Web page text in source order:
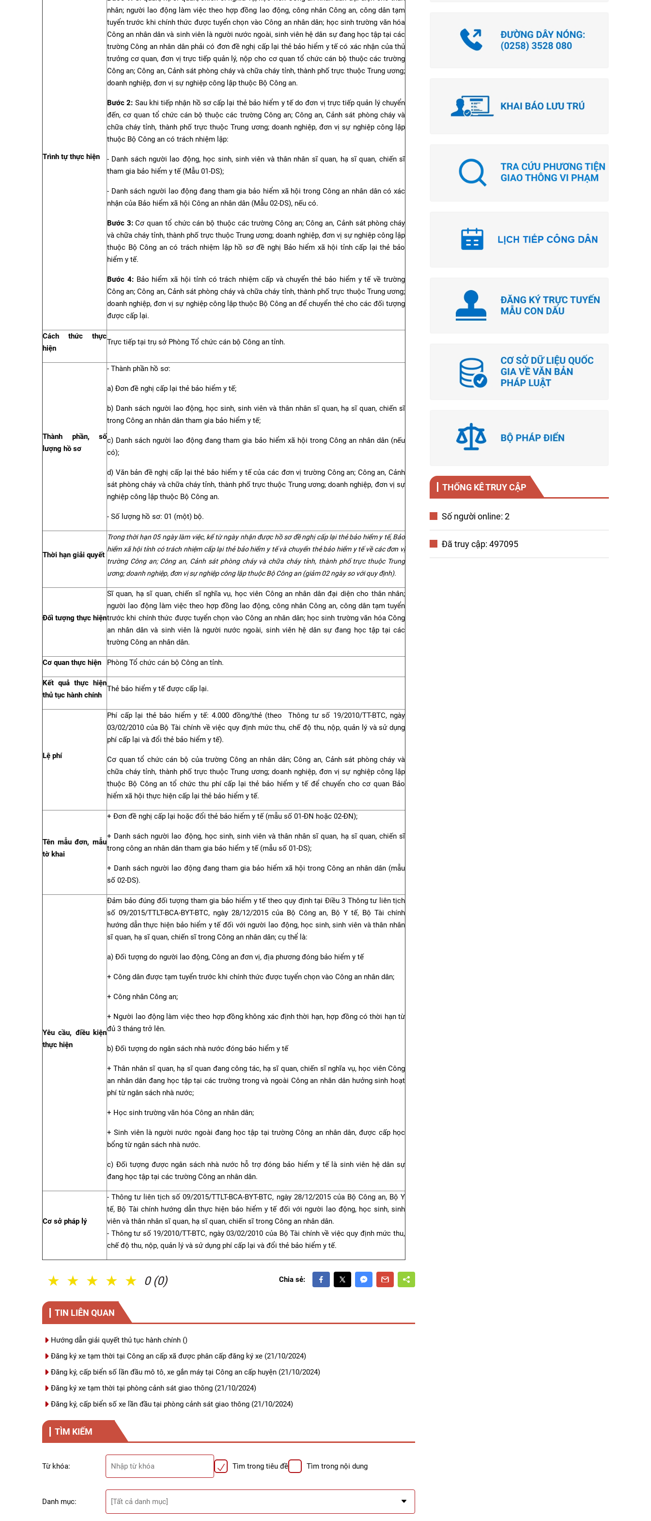
Trình tự thực hiện
nhân; người lao động làm việc theo hợp đồng lao động, công nhân Công an, công dân tạm
tuyển trước khi chính thức được tuyển chọn vào Công an nhân dân; học sinh trường văn hóa
Công an nhân dân và sinh viên là người nước ngoài, sinh viên hệ dân sự đang học tập tại các
trường Công an nhân dân phải có đơn đề nghị cấp lại thẻ bảo hiểm y tế có xác nhận của thủ
trưởng cơ quan, đơn vị trực tiếp quản lý, nộp cho cơ quan tổ chức cán bộ thuộc các trường
Công an; Công an, Cảnh sát phòng cháy và chữa cháy tỉnh, thành phố trực thuộc Trung ương;
doanh nghiệp, đơn vị sự nghiệp công lập thuộc Bộ Công an.
Bước 2: Sau khi tiếp nhận hồ sơ cấp lại thẻ bảo hiểm y tế do đơn vị trực tiếp quản lý chuyển
đến, cơ quan tổ chức cán bộ thuộc các trường Công an; Công an, Cảnh sát phòng cháy và
chữa cháy tỉnh, thành phố trực thuộc Trung ương; doanh nghiệp, đơn vị sự nghiệp công lập
thuộc Bộ Công an có trách nhiệm lập:
- Danh sách người lao động, học sinh, sinh viên và thân nhân sĩ quan, hạ sĩ quan, chiến sĩ
tham gia bảo hiểm y tế (Mẫu 01-DS);
- Danh sách người lao động đang tham gia bảo hiểm xã hội trong Công an nhân dân có xác
nhận của Bảo hiểm xã hội Công an nhân dân (Mẫu 02-DS), nếu có.
Bước 3:Cơ quan tổ chức cán bộ thuộc các trường Công an; Công an, Cảnh sát phòng cháy
và chữa cháy tỉnh, thành phố trực thuộc Trung ương; doanh nghiệp, đơn vị sự nghiệp công lập
thuộc Bộ Công an có trách nhiệm lập hồ sơ đề nghị Bảo hiểm xã hội tỉnh cấp lại thẻ bảo
hiểm y tế.
Bước 4:Bảo hiểm xã hội tỉnh có trách nhiệm cấp và chuyển thẻ bảo hiểm y tế về trường
Công an; Công an, Cảnh sát phòng cháy và chữa cháy tỉnh, thành phố trực thuộc Trung ương;
doanh nghiệp, đơn vị sự nghiệp công lập thuộc Bộ Công an để chuyển thẻ cho các đối tượng
được cấp lại.
Cách thức thực
hiện
Trực tiếp tại trụ sở Phòng Tổ chức cán bộ Công an tỉnh.
Thành phần, số
lượng hồ sơ
- Thành phần hồ sơ:
a) Đơn đề nghị cấp lại thẻ bảo hiểm y tế;
b) Danh sách người lao động, học sinh, sinh viên và thân nhân sĩ quan, hạ sĩ quan, chiến sĩ
trong Công an nhân dân tham gia bảo hiểm y tế;
c) Danh sách người lao động đang tham gia bảo hiểm xã hội trong Công an nhân dân (nếu
có);
d) Văn bản đề nghị cấp lại thẻ bảo hiểm y tế của các đơn vị trường Công an; Công an, Cảnh
sát phòng cháy và chữa cháy tỉnh, thành phố trực thuộc Trung ương; doanh nghiệp, đơn vị sự
nghiệp công lập thuộc Bộ Công an.
- Số lượng hồ sơ: 01 (một) bộ.
Thời hạn giải quyết
Trong thời hạn 05 ngày làm việc, kể từ ngày nhận được hồ sơ đề nghị cấp lại thẻ bảo hiểm y tế, Bảo
hiểm xã hội tỉnh có trách nhiệm cấp lại thẻ bảo hiểm y tế và chuyển thẻ bảo hiểm y tế về các đơn vị
trường Công an; Công an, Cảnh sát phòng cháy và chữa cháy tỉnh, thành phố trực thuộc Trung
ương; doanh nghiệp, đơn vị sự nghiệp công lập thuộc Bộ Công an (giảm 02 ngày so với quy định).
Đối tượng thực hiện
Sĩ quan, hạ sĩ quan, chiến sĩ nghĩa vụ, học viên Công an nhân dân đại diện cho thân nhân;
người lao động làm việc theo hợp đồng lao động, công nhân Công an, công dân tạm tuyển
trước khi chính thức được tuyển chọn vào Công an nhân dân; học sinh trường văn hóa Công
an nhân dân và sinh viên là người nước ngoài, sinh viên hệ dân sự đang học tập tại các
trường Công an nhân dân.
Cơ quan thực hiện Phòng Tổ chức cán bộ Công an tỉnh.
Kết quả thực hiện
thủ tục hành chính
Thẻ bảo hiểm y tế được cấp lại.
Lệ phí
Phí cấp lại thẻ bảo hiểm y tế: 4.000 đồng/thẻ (theo Thông tư số 19/2010/TT-BTC, ngày
03/02/2010 của Bộ Tài chính về việc quy định mức thu, chế độ thu, nộp, quản lý và sử dụng
phí cấp lại và đổi thẻ bảo hiểm y tế).
Cơ quan tổ chức cán bộ của trường Công an nhân dân; Công an, Cảnh sát phòng cháy và
chữa cháy tỉnh, thành phố trực thuộc Trung ương; doanh nghiệp, đơn vị sự nghiệp công lập
thuộc Bộ Công an tổ chức thu phí cấp lại thẻ bảo hiểm y tế để chuyển cho cơ quan Bảo
hiểm xã hội thực hiện cấp lại thẻ bảo hiểm y tế.
Tên mẫu đơn, mẫu
tờ khai
+ Đơn đề nghị cấp lại hoặc đổi thẻ bảo hiểm y tế (mẫu số 01-ĐN hoặc 02-ĐN);
+ Danh sách người lao động, học sinh, sinh viên và thân nhân sĩ quan, hạ sĩ quan, chiến sĩ
trong công an nhân dân tham gia bảo hiểm y tế (mẫu số 01-DS);
+ Danh sách người lao động đang tham gia bảo hiểm xã hội trong Công an nhân dân (mẫu
số 02-DS).
Yêu cầu, điều kiện
thực hiện
Đảm bảo đúng đối tượng tham gia bảo hiểm y tế theo quy định tại Điều 3 Thông tư liên tịch
số 09/2015/TTLT-BCA-BYT-BTC, ngày 28/12/2015 của Bộ Công an, Bộ Y tế, Bộ Tài chính
hướng dẫn thực hiện bảo hiểm y tế đối với người lao động, học sinh, sinh viên và thân nhân
sĩ quan, hạ sĩ quan, chiến sĩ trong Công an nhân dân; cụ thể là:
a) Đối tượng do người lao động, Công an đơn vị, địa phương đóng bảo hiểm y tế
+ Công dân được tạm tuyển trước khi chính thức được tuyển chọn vào Công an nhân dân;
+ Công nhân Công an;
+ Người lao động làm việc theo hợp đồng không xác định thời hạn, hợp đồng có thời hạn từ
đủ 3 tháng trở lên.
b) Đối tượng do ngân sách nhà nước đóng bảo hiểm y tế
+ Thân nhân sĩ quan, hạ sĩ quan đang công tác, hạ sĩ quan, chiến sĩ nghĩa vụ, học viên Công
an nhân dân đang học tập tại các trường trong và ngoài Công an nhân dân hưởng sinh hoạt
phí từ ngân sách nhà nước;
+ Học sinh trường văn hóa Công an nhân dân;
+ Sinh viên là người nước ngoài đang học tập tại trường Công an nhân dân, được cấp học
bổng từ ngân sách nhà nước.
c) Đối tượng được ngân sách nhà nước hỗ trợ đóng bảo hiểm y tế là sinh viên hệ dân sự
đang học tập tại các trường Công an nhân dân.
Cơ sở pháp lý
- Thông tư liên tịch số 09/2015/TTLT-BCA-BYT-BTC, ngày 28/12/2015 của Bộ Công an, Bộ Y
tế, Bộ Tài chính hướng dẫn thực hiện bảo hiểm y tế đối với người lao động, học sinh, sinh
viên và thân nhân sĩ quan, hạ sĩ quan, chiến sĩ trong Công an nhân dân.
- Thông tư số 19/2010/TT-BTC, ngày 03/02/2010 của Bộ Tài chính về việc quy định mức thu,
chế độ thu, nộp, quản lý và sử dụng phí cấp lại và đổi thẻ bảo hiểm y tế.
0 (0)
5 Sao
4 Sao
3 Sao
2 Sao
1 Sao Chia sẻ:
TIN LIÊN QUAN
Hướng dẫn giải quyết thủ tục hành chính ()
Đăng ký xe tạm thời tại Công an cấp xã được phân cấp đăng ký xe (21/10/2024)
Đăng ký, cấp biển số lần đầu mô tô, xe gắn máy tại Công an cấp huyện (21/10/2024)
Đăng ký xe tạm thời tại phòng cảnh sát giao thông (21/10/2024)
Đăng ký, cấp biển số xe lần đầu tại phòng cảnh sát giao thông (21/10/2024)
TÌM KIẾM
Từ khóa: Tìm trong tiêu đề Tìm trong nội dung
Danh mục:
THỐNG KÊ TRUY CẬP
Số người online: 2
Đã truy cập: 497095